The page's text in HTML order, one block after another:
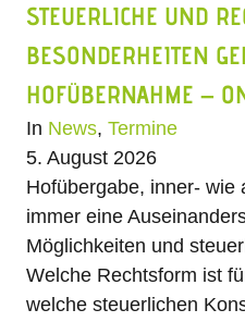
STEUERLICHE UND
BESONDERHEITEN
HOFÜBERNAHME –
In News, Termine
5. August 2026
Hofübergabe, inner- wie
immer eine
Möglichkeiten und
Welche Rechtsform ist
welche steuerlichen